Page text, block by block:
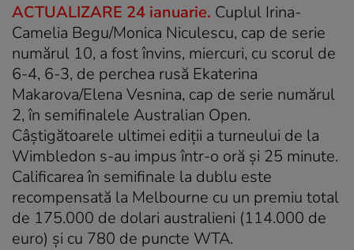
ACTUALIZARE 24 ianuarie. Cuplul Irina-
Camelia Begu/Monica Niculescu, cap de serie
numărul 10, a fost învins, miercuri, cu scorul de
6-4, 6-3, de perchea rusă Ekaterina
Makarova/Elena Vesnina, cap de serie numărul
2, în semifinalele Australian Open.
Câştigătoarele ultimei ediţii a turneului de la
Wimbledon s-au impus într-o oră şi 25 minute.
Calificarea în semifinale la dublu este
recompensată la Melbourne cu un premiu total
de 175.000 de dolari australieni (114.000 de
euro) şi cu 780 de puncte WTA.